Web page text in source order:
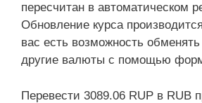
пересчитан в автоматическом
Обновление курса
вас есть возможность
другие валюты с помощью
Перевести 3089.06 RUP в RUB